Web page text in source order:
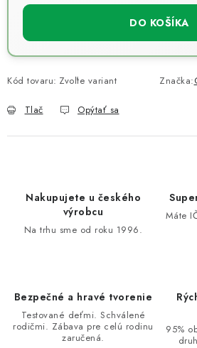
DO KOŠÍKA
Kód tovaru: Zvoľte variant Značka:
Tlač Opýtať sa
Nakupujete u českého
výrobcu
Na trhu sme od roku 1996.
Máte
Bezpečné a hravé tvorenie
Testované deťmi. Schválené
rodičmi. Zábava pre celú rodinu
zaručená.
95%